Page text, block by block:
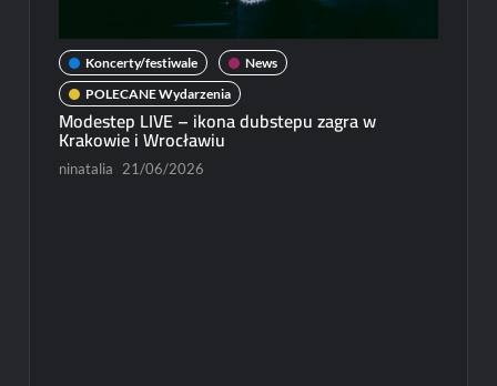
Koncerty/festiwale
News
POLECANE Wydarzenia
Modestep LIVE – ikona dubstepu zagra w
Krakowie i Wrocławiu
ninatalia 21/06/2026